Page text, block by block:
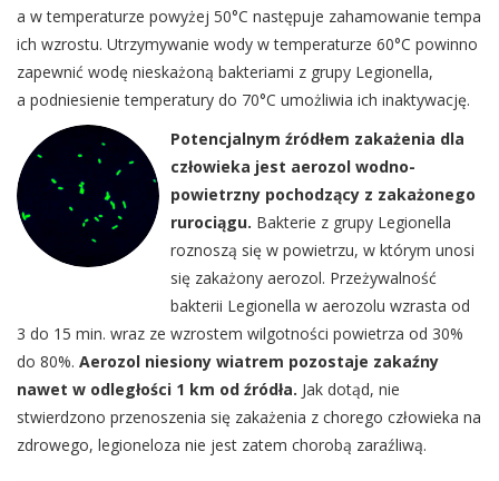
a w temperaturze powyżej 50°C następuje zahamowanie tempa
ich wzrostu. Utrzymywanie wody w temperaturze 60°C powinno
zapewnić wodę nieskażoną bakteriami z grupy Legionella,
a podniesienie temperatury do 70°C umożliwia ich inaktywację.
Potencjalnym źródłem zakażenia dla
człowieka jest aerozol wodno-
powietrzny pochodzący z zakażonego
rurociągu. Bakterie z grupy Legionella
roznoszą się w powietrzu, w którym unosi
się zakażony aerozol. Przeżywalność
bakterii Legionella w aerozolu wzrasta od
3 do 15 min. wraz ze wzrostem wilgotności powietrza od 30%
do 80%. Aerozol niesiony wiatrem pozostaje zakaźny
nawet w odległości 1 km od źródła. Jak dotąd, nie
stwierdzono przenoszenia się zakażenia z chorego człowieka na
zdrowego, legioneloza nie jest zatem chorobą zaraźliwą.